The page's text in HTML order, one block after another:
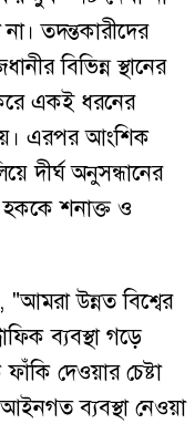
তদন্তকারীদের
বিভিন্ন স্থানের
একই ধরনের
এরপর আংশিক
দীর্ঘ অনুসন্ধানের
শনাক্ত ও
উন্নত বিশ্বের
ব্যবস্থা গড়ে
দেওয়ার চেষ্টা
ব্যবস্থা নেওয়া